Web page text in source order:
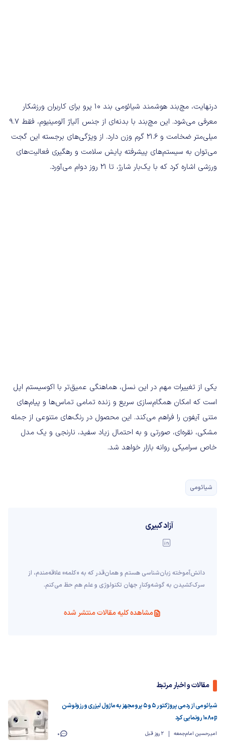
درنهایت، مچ‌بند هوشمند شیائومی بند ۱۰ پرو برای کاربران ورزشکار
معرفی می‌شود. این مچ‌بند با بدنه‌ای از جنس آلیاژ آلومینیوم، فقط ۹.۷
میلی‌متر ضخامت و ۲۱.۶ گرم وزن دارد. از ویژگی‌های برجسته این گجت
می‌توان به سیستم‌های پیشرفته پایش سلامت و رهگیری فعالیت‌های
ورزشی اشاره کرد که با یک‌بار شارژ، تا ۲۱ روز دوام می‌آورد.
یکی از تغییرات مهم در این نسل، هماهنگی عمیق‌تر با اکوسیستم اپل
است که امکان همگام‌سازی سریع و زنده تمامی تماس‌ها و پیام‌های
متنی آیفون را فراهم می‌کند. این محصول در رنگ‌های متنوعی از جمله
مشکی، نقره‌ای، صورتی و به احتمال زیاد سفید، نارنجی و یک مدل
خاص سرامیکی روانه بازار خواهد شد.
شیائومی
آزاد کبیری
دانش‌آموخته‌ زبان‌شناسی‌ هستم و همان‌قدر که به «کلمه» علاقه‌مندم، از
سرک‌کشیدن به گوشه‌وکنارِ جهان تکنولوژی و علم هم حظ می‌کنم.
مشاهده کلیه مقالات منتشر شده
مقالات و اخبار مرتبط
شیائومی از ردمی پروژکتور ۵ و ۵ پرو مجهز به ماژول لیزری و رزولوشن
1080p رونمایی کرد
امیرحسین امام‌جمعه 2 روز قبل 0